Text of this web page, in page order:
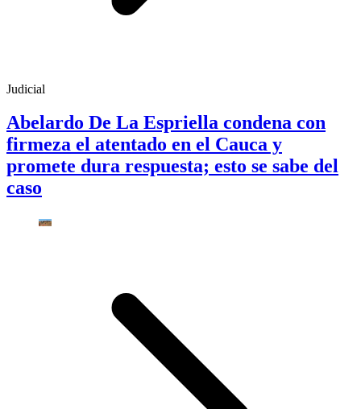
Judicial
Abelardo De La Espriella condena con
firmeza el atentado en el Cauca y
promete dura respuesta; esto se sabe del
caso